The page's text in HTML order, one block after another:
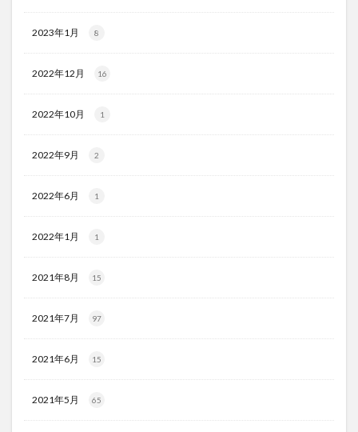
2023年1月 8
2022年12月 16
2022年10月 1
2022年9月 2
2022年6月 1
2022年1月 1
2021年8月 15
2021年7月 97
2021年6月 15
2021年5月 65